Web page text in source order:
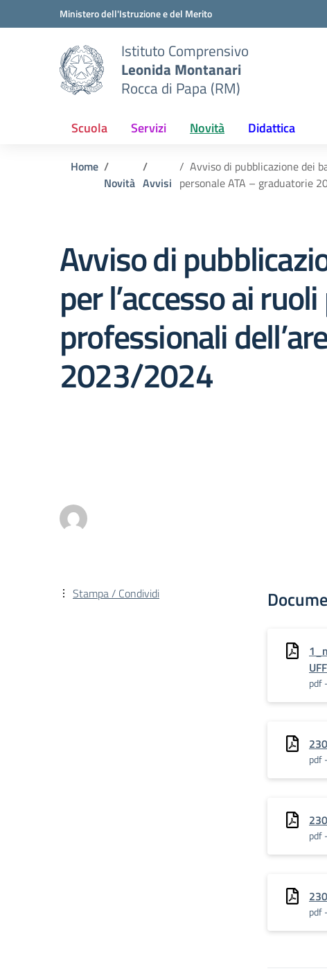
Vai ai contenuti
Vai al menu di navigazioneMinistero dell'Istruzione e del Merito
Istituto Comprensivo
Leonida Montanari
Rocca di Papa (RM)
Scuola Servizi Novità Didattica
Home
Novità Avvisi
Avviso di pubblicazione dei
personale ATA – graduatorie
Avviso di
per l’accesso ai
professionali
2023/2024
pdf
pdf
pdf
pdf
Stampa / Condividi